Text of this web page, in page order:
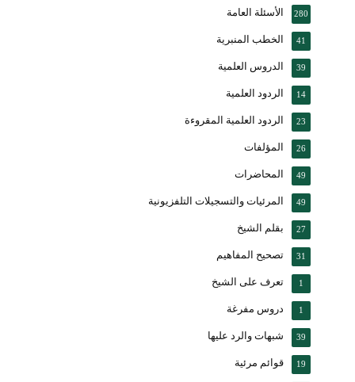
الأسئلة العامة 280
الخطب المنبرية 41
الدروس العلمية 39
الردود العلمية 14
الردود العلمية المقروءة 23
المؤلفات 26
المحاضرات 49
المرئيات والتسجيلات التلفزيونية 49
بقلم الشيخ 27
تصحيح المفاهيم 31
تعرف على الشيخ 1
دروس مفرغة 1
شبهات والرد عليها 39
قوائم مرئية 19